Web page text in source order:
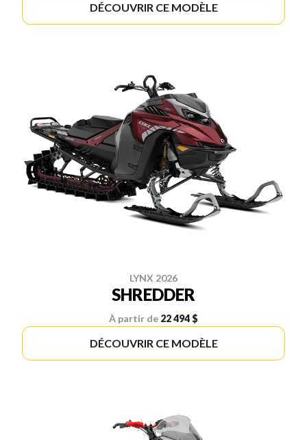
DÉCOUVRIR CE MODÈLE
LYNX 2026
SHREDDER
À partir de 22 494 $
DÉCOUVRIR CE MODÈLE